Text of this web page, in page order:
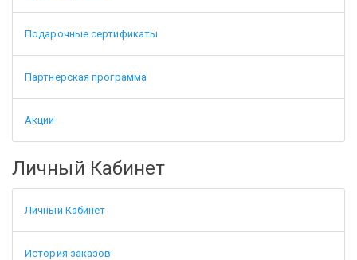
Подарочные сертификаты
Партнерская программа
Акции
Личный Кабинет
Личный Кабинет
История заказов